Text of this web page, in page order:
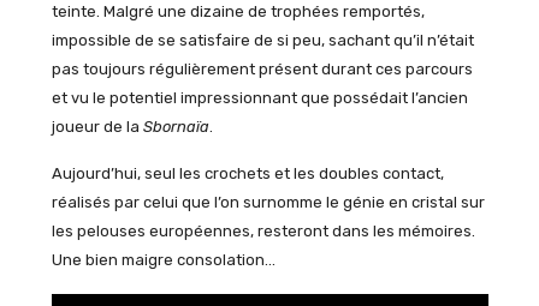
teinte. Malgré une dizaine de trophées remportés,
impossible de se satisfaire de si peu, sachant qu’il n’était
pas toujours régulièrement présent durant ces parcours
et vu le potentiel impressionnant que possédait l’ancien
joueur de la Sbornaïa.
Aujourd’hui, seul les crochets et les doubles contact,
réalisés par celui que l’on surnomme le génie en cristal sur
les pelouses européennes, resteront dans les mémoires.
Une bien maigre consolation…